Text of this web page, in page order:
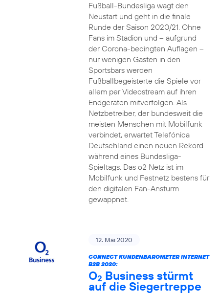
Fußball-Bundesliga wagt den
Neustart und geht in die finale
Runde der Saison 2020/21. Ohne
Fans im Stadion und – aufgrund
der Corona-bedingten Auflagen –
nur wenigen Gästen in den
Sportsbars werden
Fußballbegeisterte die Spiele vor
allem per Videostream auf ihren
Endgeräten mitverfolgen. Als
Netzbetreiber, der bundesweit die
meisten Menschen mit Mobilfunk
verbindet, erwartet Telefónica
Deutschland einen neuen Rekord
während eines Bundesliga-
Spieltags. Das o2 Netz ist im
Mobilfunk und Festnetz bestens für
den digitalen Fan-Ansturm
gewappnet.
12. Mai 2020
CONNECT KUNDENBAROMETER INTERNET
B2B 2020:
O2 Business stürmt
auf die Siegertreppe